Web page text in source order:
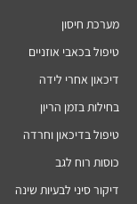
מערכת חיסון
טיפול בכאבי אוזניים
דיכאון אחרי לידה
בחילות בזמן הריון
טיפול בדיכאון וחרדה
כוסות רוח לגב
דיקור סיני לבעיות שינה